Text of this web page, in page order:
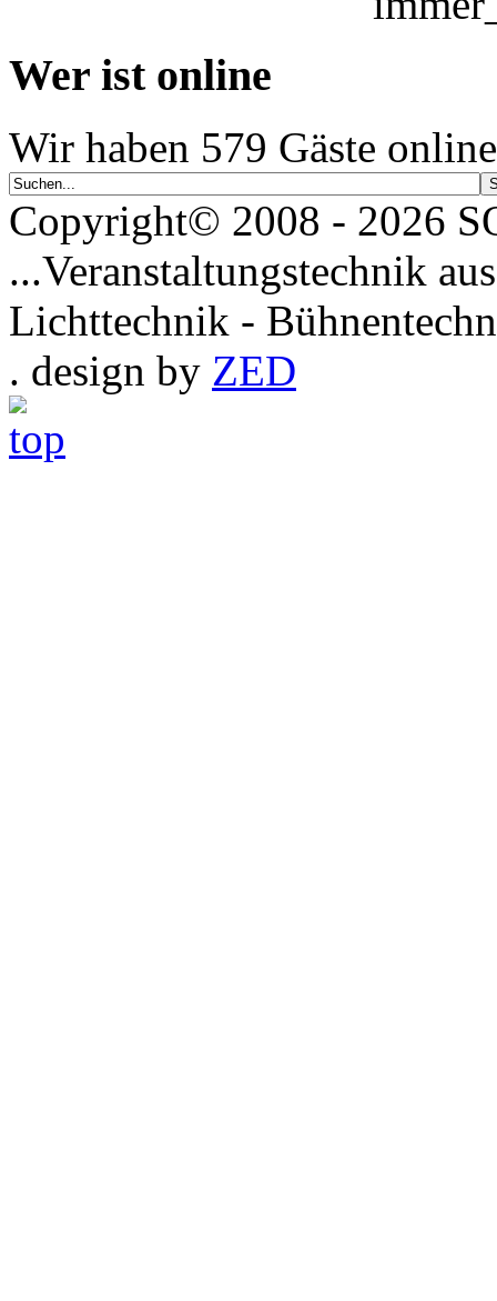
Wer ist online
Wir haben 579 Gäste online
Copyright© 2008 - 2026
...Veranstaltungstechnik
Lichttechnik -
. design by ZED